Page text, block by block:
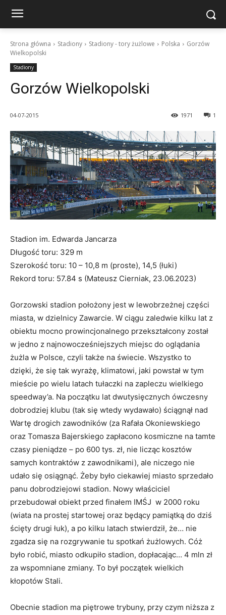
Strona główna Stadiony Stadiony - tory żużlowe Polska
Gorzów
Wielkopolski
Stadiony
Gorzów Wielkopolski
04-07-2015 1
1971
Stadion im. Edwarda Jancarza
Długość toru: 329 m
Szerokość toru: 10 – 10,8 m (proste), 14,5 (łuki)
Rekord toru: 57.84 s (Mateusz Cierniak, 23.06.2023)
Gorzowski stadion położony jest w lewobrzeżnej części
miasta, w dzielnicy Zawarcie. W ciągu zaledwie kilku lat z
obiektu mocno prowincjonalnego przekształcony został
w jedno z najnowocześniejszych miejsc do oglądania
żużla w Polsce, czyli także na świecie. Wszystko to
dzięki, że się tak wyrażę, klimatowi, jaki powstał w tym
mieście po wielu latach tułaczki na zapleczu wielkiego
speedway’a. Na początku lat dwutysięcznych ówczesny
dobrodziej klubu (tak się wtedy wydawało) ściągnął nad
Wartę drogich zawodników (za Rafała Okoniewskiego
oraz Tomasza Bajerskiego zapłacono kosmiczne na tamte
czasy pieniądze – po 600 tys. zł, nie licząc kosztów
samych kontraktów z zawodnikami), ale niczego nie
udało się osiągnąć. Żeby było ciekawiej miasto sprzedało
panu dobrodziejowi stadion. Nowy właściciel
przebudował obiekt przed finałem IMŚJ w 2000 roku
(wiata na prostej startowej oraz będący pamiątką do dziś
ścięty drugi łuk), a po kilku latach stwierdził, że… nie
zgadza się na rozgrywanie tu spotkań żużlowych. Cóż
było robić, miasto odkupiło stadion, dopłacając… 4 mln zł
za wspomniane zmiany. To był początek wielkich
kłopotów Stali.
Obecnie stadion ma piętrowe trybuny, przy czym niższa z